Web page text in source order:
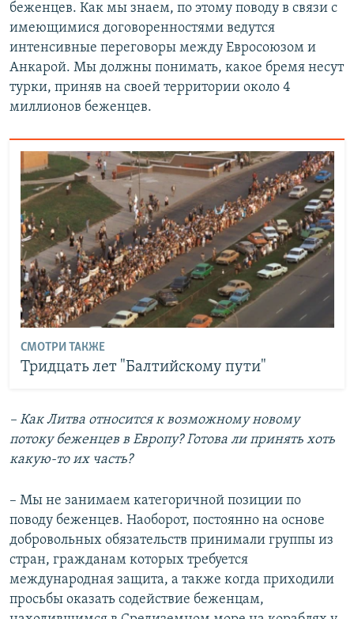
беженцев. Как мы знаем, по этому поводу в связи с
имеющимися договоренностями ведутся
интенсивные переговоры между Евросоюзом и
Анкарой. Мы должны понимать, какое бремя несут
турки, приняв на своей территории около 4
миллионов беженцев.
СМОТРИ ТАКЖЕ
Тридцать лет "Балтийскому пути"
– Как Литва относится к возможному новому
потоку беженцев в Европу? Готова ли принять хоть
какую-то их часть?
– Мы не занимаем категоричной позиции по
поводу беженцев. Наоборот, постоянно на основе
добровольных обязательств принимали группы из
стран, гражданам которых требуется
международная защита, а также когда приходили
просьбы оказать содействие беженцам,